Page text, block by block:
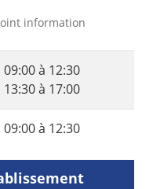
information
09:00 à 12:30
13:30 à 17:00
09:00 à 12:30